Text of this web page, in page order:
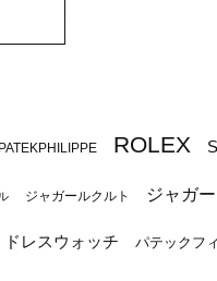
PATEKPHILIPPE ROLEX
ジャガールクルト ジャガ
ドレスウォッチ パテックフ